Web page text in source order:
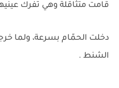
قامت متثاقلة وهي تفرك
دخلت الحمّام بسرعة، ولما
الشنط .